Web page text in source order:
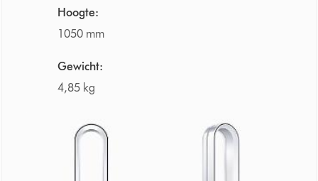
Hoogte:
1050 mm
Gewicht:
4,85 kg